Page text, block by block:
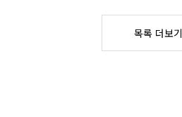
목록 더보기